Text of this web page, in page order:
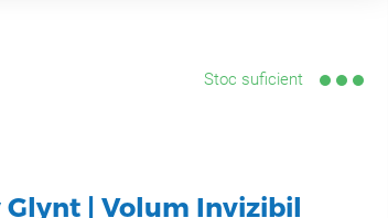
Stoc suficient
| Volum Invizibil